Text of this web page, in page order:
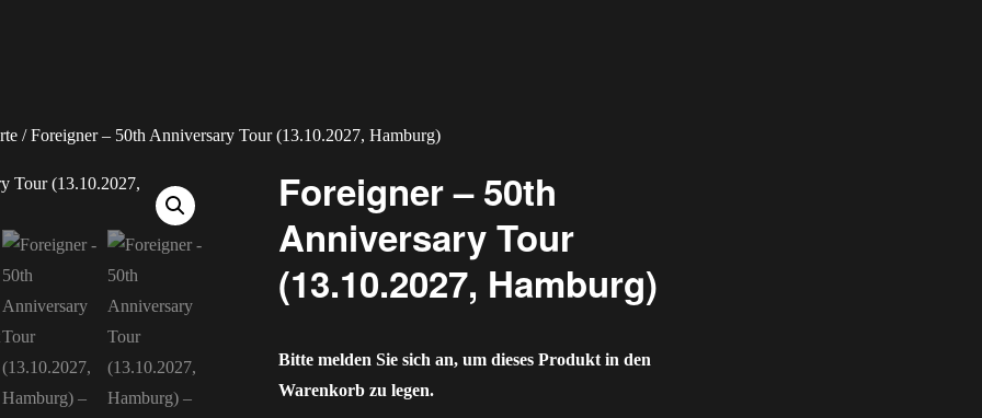
/ Foreigner – 50th Anniversary Tour (13.10.2027, Hamburg)
Foreigner – 50th
Anniversary Tour
(13.10.2027, Hamburg)
Bitte melden Sie sich an, um dieses Produkt in den
Warenkorb zu legen.